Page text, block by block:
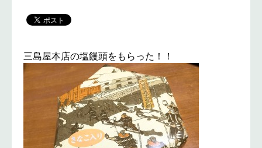
三島屋本店の塩饅頭をもらった！！